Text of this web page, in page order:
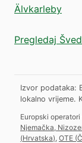
Älvkarleby
Pregledaj
Izvor podataka:
lokalno vrijeme.
Europski operatori
Njemačka,
(Hrvatska) OTE (